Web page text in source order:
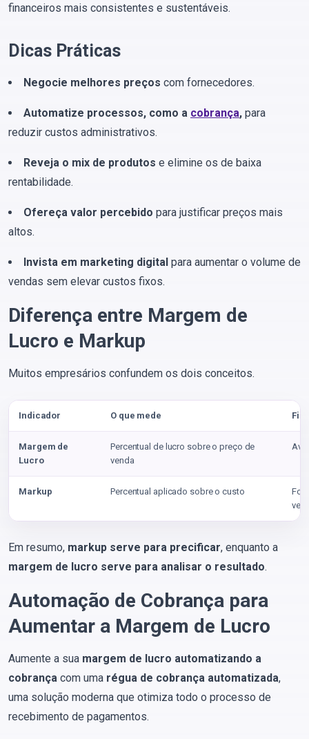
financeiros mais consistentes e sustentáveis.
Dicas Práticas
Negocie melhores preços com fornecedores.
Automatize processos, como a cobrança, para
reduzir custos administrativos.
Reveja o mix de produtos e elimine os de baixa
rentabilidade.
Ofereça valor percebido para justificar preços mais
altos.
Invista em marketing digital para aumentar o volume de
vendas sem elevar custos fixos.
Diferença entre Margem de
Lucro e Markup
Muitos empresários confundem os dois conceitos.
Indicador O que mede
Margem de
Lucro
Percentual de lucro sobre o preço de
venda
Markup Percentual aplicado sobre o custo
Em resumo, markup serve para precificar, enquanto a
margem de lucro serve para analisar o resultado.
Automação de Cobrança para
Aumentar a Margem de Lucro
Aumente a sua margem de lucro automatizando a
cobrança com uma régua de cobrança automatizada,
uma solução moderna que otimiza todo o processo de
recebimento de pagamentos.